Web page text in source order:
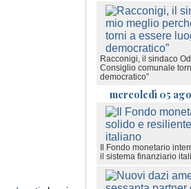
Racconigi, il sindaco
Consiglio comunale
democratico”
mercoledì 05
Il Fondo monetario
il sistema finanziario